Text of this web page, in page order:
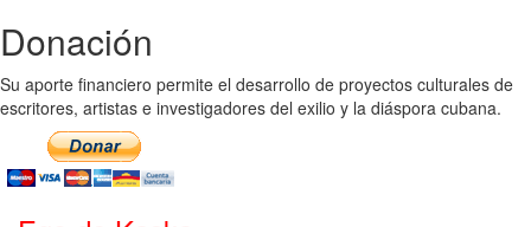
Donación
Su aporte financiero permite el desarrollo de proyectos culturales de
escritores, artistas e investigadores del exilio y la diáspora cubana.